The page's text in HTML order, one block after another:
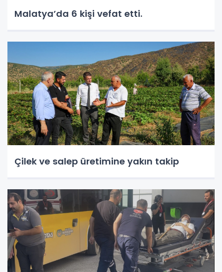
Malatya’da 6 kişi vefat etti.
Çilek ve salep üretimine yakın takip